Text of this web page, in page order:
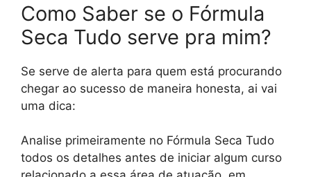
Como Saber se o Fórmula
Seca Tudo serve pra mim?
Se serve de alerta para quem está procurando
chegar ao sucesso de maneira honesta, ai vai
uma dica:
Analise primeiramente no Fórmula Seca Tudo
todos os detalhes antes de iniciar algum curso